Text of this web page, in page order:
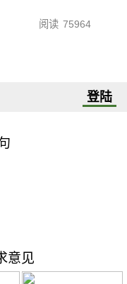
阅读 75964
登陆
意见